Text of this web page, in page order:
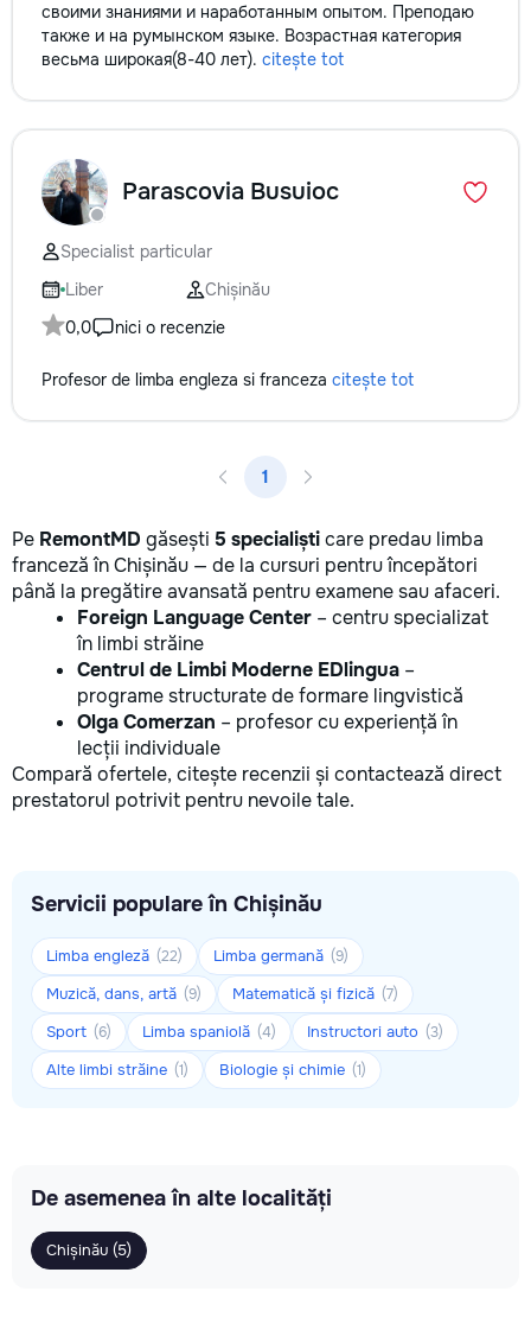
своими знаниями и наработанным опытом. Преподаю
также и на румынском языке. Возрастная категория
весьма широкая(8-40 лет). citește tot
Parascovia Busuioc
Specialist particular
Liber
Chișinău
0,0
nici o recenzie
Profesor de limba engleza si franceza citește tot
1
Pe RemontMD găsești 5 specialișticare predau limba
franceză în Chișinău — de la cursuri pentru începători
până la pregătire avansată pentru examene sau afaceri.
Foreign Language Center – centru specializat
în limbi străine
Centrul de Limbi Moderne EDlingua –
programe structurate de formare lingvistică
Olga Comerzan – profesor cu experiență în
lecții individuale
Compară ofertele, citește recenzii și contactează direct
prestatorul potrivit pentru nevoile tale.
Servicii populare în Chișinău
Limba engleză (22) Limba germană (9)
Muzică, dans, artă (9) Matematică și fizică (7)
Sport (6) Limba spaniolă (4) Instructori auto (3)
Alte limbi străine (1) Biologie și chimie (1)
De asemenea în alte localități
Chișinău (5)